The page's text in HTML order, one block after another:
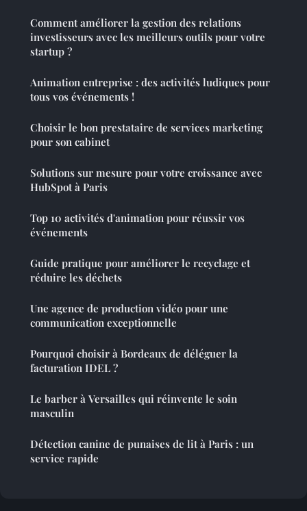
Comment améliorer la gestion des relations
investisseurs avec les meilleurs outils pour votre
startup ?
Animation entreprise : des activités ludiques pour
tous vos événements !
Choisir le bon prestataire de services marketing
pour son cabinet
Solutions sur mesure pour votre croissance avec
HubSpot à Paris
Top 10 activités d'animation pour réussir vos
événements
Guide pratique pour améliorer le recyclage et
réduire les déchets
Une agence de production vidéo pour une
communication exceptionnelle
Pourquoi choisir à Bordeaux de déléguer la
facturation IDEL ?
Le barber à Versailles qui réinvente le soin
masculin
Détection canine de punaises de lit à Paris : un
service rapide